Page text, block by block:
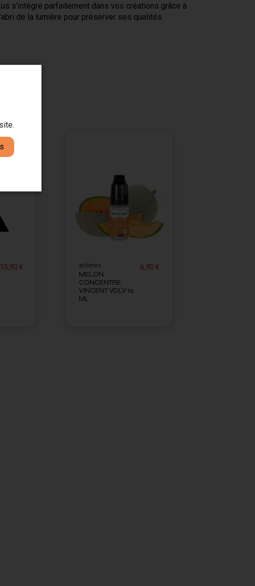
s'intègre parfaitement dans vos créations grâce à
de la lumière pour préserver ses qualités
15,90 € arômes
MELON
CONCENTRE
VINCENT VDLV 10
ML
6,90 €